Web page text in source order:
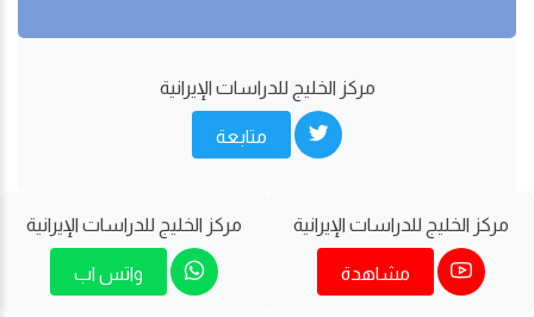
مركز الخليج للدراسات اﻹيرانية
متابعة
مركز الخليج للدراسات اﻹيرانية
مشاهدة
مركز الخليج للدراسات اﻹيرانية
واتس اب